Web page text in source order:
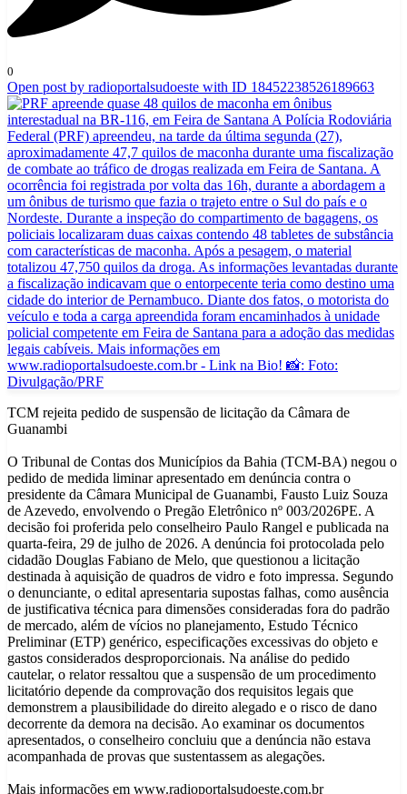
0
Open post by radioportalsudoeste with ID 18452238526189663
TCM rejeita pedido de suspensão de licitação da Câmara de
Guanambi
O Tribunal de Contas dos Municípios da Bahia (TCM-BA) negou o
pedido de medida liminar apresentado em denúncia contra o
presidente da Câmara Municipal de Guanambi, Fausto Luiz Souza
de Azevedo, envolvendo o Pregão Eletrônico nº 003/2026PE. A
decisão foi proferida pelo conselheiro Paulo Rangel e publicada na
quarta-feira, 29 de julho de 2026. A denúncia foi protocolada pelo
cidadão Douglas Fabiano de Melo, que questionou a licitação
destinada à aquisição de quadros de vidro e foto impressa. Segundo
o denunciante, o edital apresentaria supostas falhas, como ausência
de justificativa técnica para dimensões consideradas fora do padrão
de mercado, além de vícios no planejamento, Estudo Técnico
Preliminar (ETP) genérico, especificações excessivas do objeto e
gastos considerados desproporcionais. Na análise do pedido
cautelar, o relator ressaltou que a suspensão de um procedimento
licitatório depende da comprovação dos requisitos legais que
demonstrem a plausibilidade do direito alegado e o risco de dano
decorrente da demora na decisão. Ao examinar os documentos
apresentados, o conselheiro concluiu que a denúncia não estava
acompanhada de provas que sustentassem as alegações.
Mais informações em www.radioportalsudoeste.com.br